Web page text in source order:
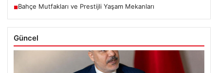
■Bahçe Mutfakları ve Prestijli Yaşam Mekanları
Güncel